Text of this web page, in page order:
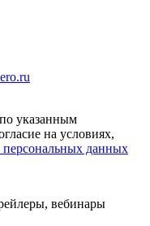
указанным
на условиях,
данных
вебинары